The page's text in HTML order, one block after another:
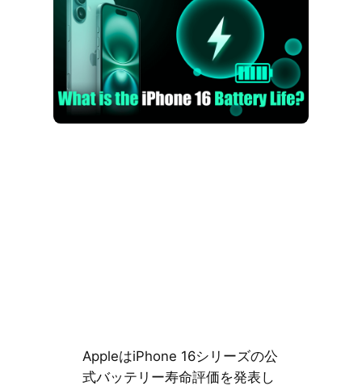
AppleはiPhone 16シリーズの公
式バッテリー寿命評価を発表し